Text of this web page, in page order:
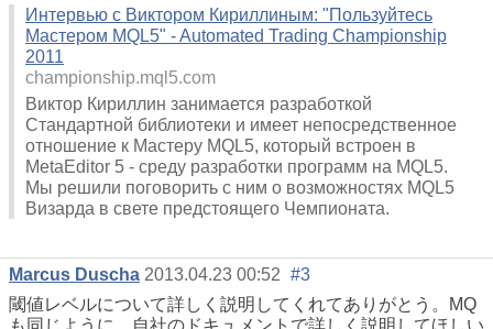
Интервью с Виктором Кириллиным: "Пользуйтесь
Мастером MQL5" - Automated Trading Championship
2011
championship.mql5.com
Виктор Кириллин занимается разработкой
Стандартной библиотеки и имеет непосредственное
отношение к Мастеру MQL5, который встроен в
MetaEditor 5 - среду разработки программ на MQL5.
Мы решили поговорить с ним о возможностях MQL5
Визарда в свете предстоящего Чемпионата.
Marcus Duscha 2013.04.23 00:52 #3
閾値レベルについて詳しく説明してくれてありがとう。MQ
も同じように、自社のドキュメントで詳しく説明してほしい